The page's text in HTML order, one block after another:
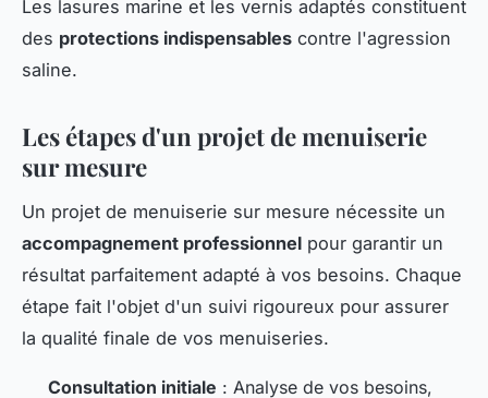
Les lasures marine et les vernis adaptés constituent
des protections indispensables contre l'agression
saline.
Les étapes d'un projet de menuiserie
sur mesure
Un projet de menuiserie sur mesure nécessite un
accompagnement professionnel pour garantir un
résultat parfaitement adapté à vos besoins. Chaque
étape fait l'objet d'un suivi rigoureux pour assurer
la qualité finale de vos menuiseries.
Consultation initiale : Analyse de vos besoins,